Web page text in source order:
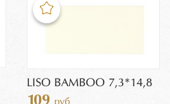
LISO BAMBOO 7,3*14,8
109 руб